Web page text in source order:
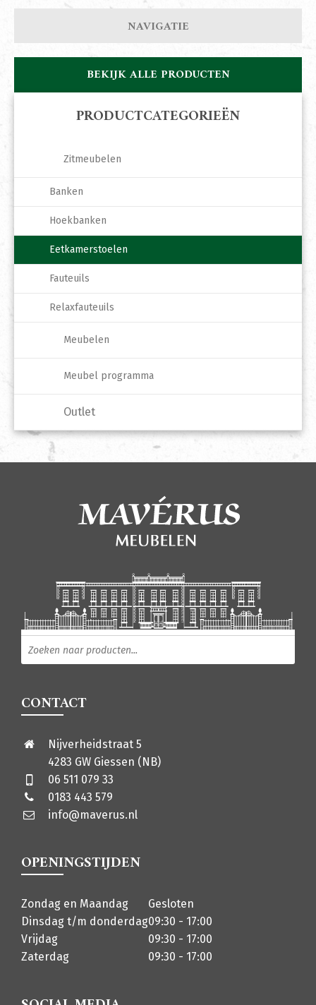
NAVIGATIE
BEKIJK ALLE PRODUCTEN
PRODUCTCATEGORIEËN
Zitmeubelen
Banken
Hoekbanken
Eetkamerstoelen
Fauteuils
Relaxfauteuils
Meubelen
Meubel programma
Outlet
CONTACT
Nijverheidstraat 5
4283 GW Giessen (NB)
06 511 079 33
0183 443 579
info@maverus.nl
OPENINGSTIJDEN
Zondag en Maandag
Gesloten
Dinsdag t/m donderdag09:30 - 17:00
Vrijdag
09:30 - 17:00
Zaterdag
09:30 - 17:00